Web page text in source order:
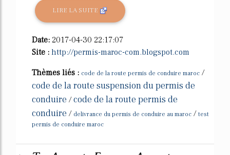
LIRE LA SUITE
Date: 2017-04-30 22:17:07
Site : http://permis-maroc-com.blogspot.com
Thèmes liés : code de la route permis de conduire maroc /
code de la route suspension du permis de
conduire /code de la route permis de
conduire / delivrance du permis de conduire au maroc / test
permis de conduire maroc